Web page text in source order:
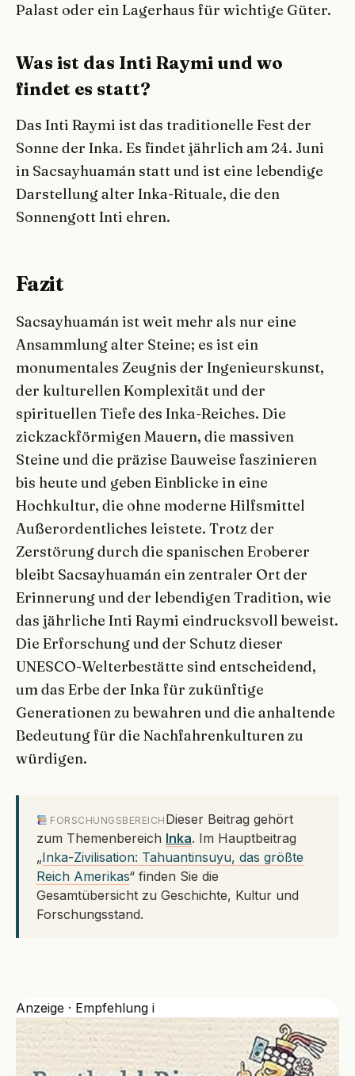
Palast oder ein Lagerhaus für wichtige Güter.
Was ist das Inti Raymi und wo
findet es statt?
Das Inti Raymi ist das traditionelle Fest der
Sonne der Inka. Es findet jährlich am 24. Juni
in Sacsayhuamán statt und ist eine lebendige
Darstellung alter Inka-Rituale, die den
Sonnengott Inti ehren.
Fazit
Sacsayhuamán ist weit mehr als nur eine
Ansammlung alter Steine; es ist ein
monumentales Zeugnis der Ingenieurskunst,
der kulturellen Komplexität und der
spirituellen Tiefe des Inka-Reiches. Die
zickzackförmigen Mauern, die massiven
Steine und die präzise Bauweise faszinieren
bis heute und geben Einblicke in eine
Hochkultur, die ohne moderne Hilfsmittel
Außerordentliches leistete. Trotz der
Zerstörung durch die spanischen Eroberer
bleibt Sacsayhuamán ein zentraler Ort der
Erinnerung und der lebendigen Tradition, wie
das jährliche Inti Raymi eindrucksvoll beweist.
Die Erforschung und der Schutz dieser
UNESCO-Welterbestätte sind entscheidend,
um das Erbe der Inka für zukünftige
Generationen zu bewahren und die anhaltende
Bedeutung für die Nachfahrenkulturen zu
würdigen.
FORSCHUNGSBEREICH Dieser Beitrag gehört
zum Themenbereich Inka. Im Hauptbeitrag
„Inka-Zivilisation: Tahuantinsuyu, das größte
Reich Amerikas“ finden Sie die
Gesamtübersicht zu Geschichte, Kultur und
Forschungsstand.
Anzeige · Empfehlung i